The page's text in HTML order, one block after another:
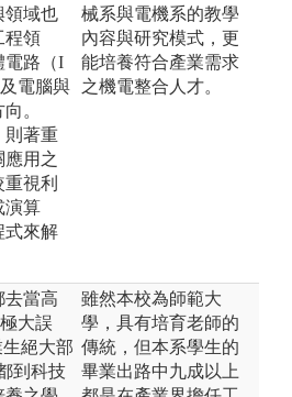
領域也
程領
電路（I
電腦與
。
則著重
應用之
視利
演算
式來解
械系與電機系的教學
內容與研究模式，更
能培養符合產業需求
之機電整合人才。
去當高
大誤
絕大部
到科技
雖然本校為師範大
學，具有培育老師的
傳統，但本系學生的
畢業出路中九成以上